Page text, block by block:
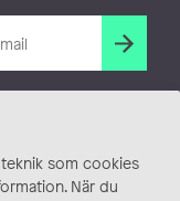
som cookies
När du